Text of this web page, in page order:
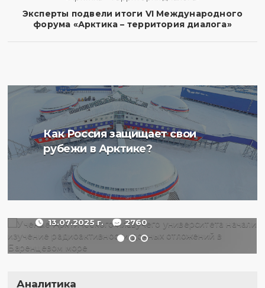
Эксперты подвели итоги VI Международного
форума «Арктика – территория диалога»
Как Россия защищает свои
рубежи в Арктике?
Ученые Арктического
плавучего университета
радиоактивности донных
отложений в Баренцевом
13.07.2025 г. 2760
Аналитика